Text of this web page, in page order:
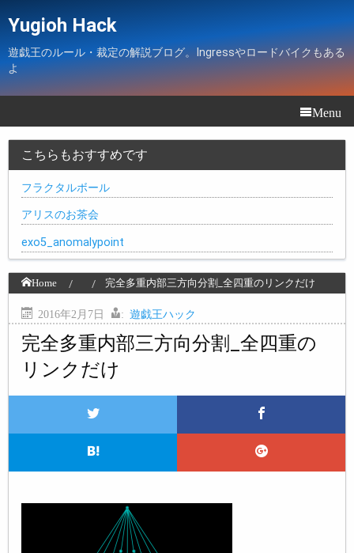
Yugioh Hack
遊戯王のルール・裁定の解説ブログ。Ingressやロードバイクもある
よ
Menu
こちらもおすすめです
フラクタルボール
アリスのお茶会
exo5_anomalypoint
Home 完全多重内部三方向分割_全四重のリンクだけ
2016年2月7日 : 遊戯王ハック
完全多重内部三方向分割_全四重の
リンクだけ